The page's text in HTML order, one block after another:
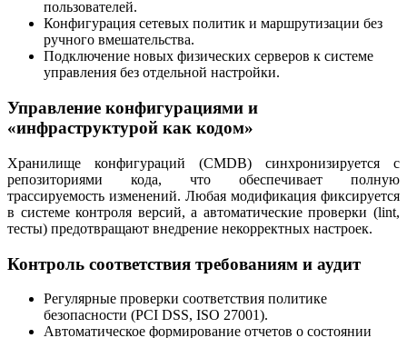
пользователей.
Конфигурация сетевых политик и маршрутизации без
ручного вмешательства.
Подключение новых физических серверов к системе
управления без отдельной настройки.
Управление конфигурациями и
«инфраструктурой как кодом»
Хранилище конфигураций (CMDB) синхронизируется с
репозиториями кода, что обеспечивает полную
трассируемость изменений. Любая модификация фиксируется
в системе контроля версий, а автоматические проверки (lint,
тесты) предотвращают внедрение некорректных настроек.
Контроль соответствия требованиям и аудит
Регулярные проверки соответствия политике
безопасности (PCI DSS, ISO 27001).
Автоматическое формирование отчетов о состоянии